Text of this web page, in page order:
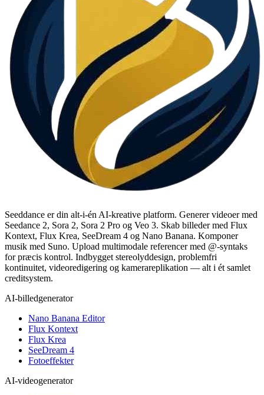
Seeddance er din alt-i-én AI-kreative platform. Generer videoer med
Seedance 2, Sora 2, Sora 2 Pro og Veo 3. Skab billeder med Flux
Kontext, Flux Krea, SeeDream 4 og Nano Banana. Komponer
musik med Suno. Upload multimodale referencer med @-syntaks
for præcis kontrol. Indbygget stereolyddesign, problemfri
kontinuitet, videoredigering og kamerareplikation — alt i ét samlet
creditsystem.
AI-billedgenerator
Nano Banana Editor
Flux Kontext
Flux Krea
SeeDream 4
Fotoeffekter
AI-videogenerator